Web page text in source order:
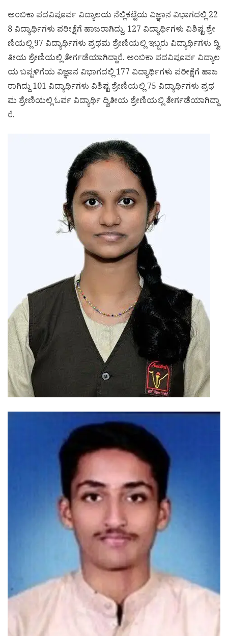
ಅಂಬಿಕಾ ಪದವಿಪೂರ್ವ ವಿದ್ಯಾಲಯ ನೆಲ್ಲಿಕಟ್ಟೆಯ ವಿಜ್ಞಾನ ವಿಭಾಗದಲ್ಲಿ 22
8 ವಿದ್ಯಾರ್ಥಿಗಳು ಪರೀಕ್ಷೆಗೆ ಹಾಜರಾಗಿದ್ದು, 127 ವಿದ್ಯಾರ್ಥಿಗಳು ವಿಶಿಷ್ಟ ಶ್ರೇ
ಣಿಯಲ್ಲಿ 97 ವಿದ್ಯಾರ್ಥಿಗಳು ಪ್ರಥಮ ಶ್ರೇಣಿಯಲ್ಲಿ ಇಬ್ಬರು ವಿದ್ಯಾರ್ಥಿಗಳು ದ್ವಿ
ತೀಯ ಶ್ರೇಣಿಯಲ್ಲಿ ತೇರ್ಗಡೆಯಾಗಿದ್ದಾರೆ. ಅಂಬಿಕಾ ಪದವಿಪೂರ್ವ ವಿದ್ಯಾಲ
ಯ ಬಪ್ಪಳಿಗೆಯ ವಿಜ್ಞಾನ ವಿಭಾಗದಲ್ಲಿ 177 ವಿದ್ಯಾರ್ಥಿಗಳು ಪರೀಕ್ಷೆಗೆ ಹಾಜ
ರಾಗಿದ್ದು 101 ವಿದ್ಯಾರ್ಥಿಗಳು ವಿಶಿಷ್ಟ ಶ್ರೇಣಿಯಲ್ಲಿ 75 ವಿದ್ಯಾರ್ಥಿಗಳು ಪ್ರಥ
ಮ ಶ್ರೇಣಿಯಲ್ಲಿ ಓರ್ವ ವಿದ್ಯಾರ್ಥಿ ದ್ವಿತೀಯ ಶ್ರೇಣಿಯಲ್ಲಿ ತೇರ್ಗಡೆಯಾಗಿದ್ದಾ
ರೆ.